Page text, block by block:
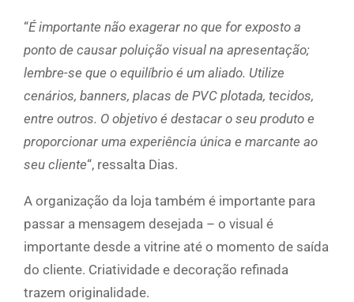
“É importante não exagerar no que for exposto a
ponto de causar poluição visual na apresentação;
lembre-se que o equilíbrio é um aliado. Utilize
cenários, banners, placas de PVC plotada, tecidos,
entre outros. O objetivo é destacar o seu produto e
proporcionar uma experiência única e marcante ao
seu cliente“, ressalta Dias.
A organização da loja também é importante para
passar a mensagem desejada – o visual é
importante desde a vitrine até o momento de saída
do cliente. Criatividade e decoração refinada
trazem originalidade.